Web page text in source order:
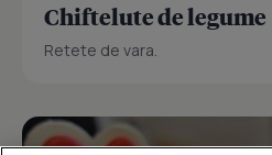
Chiftelute de legume
Retete de vara.